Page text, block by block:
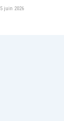
5 juin 2026